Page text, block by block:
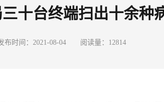
十台终端扫出十余种
布时间：2021-08-04 阅读量：12814